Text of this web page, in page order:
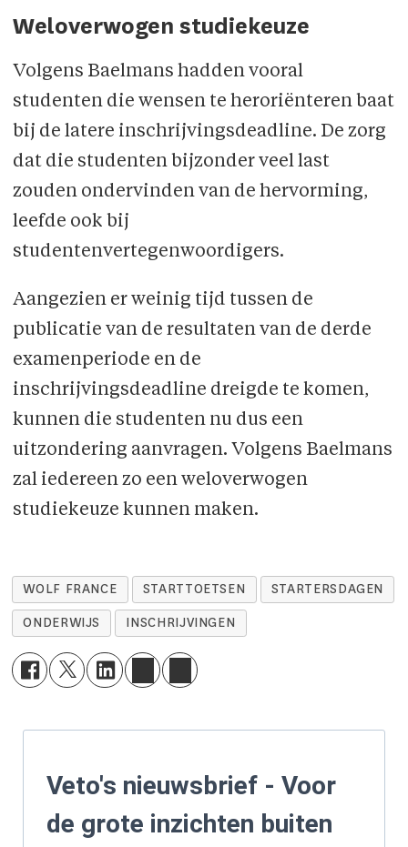
Weloverwogen studiekeuze
Volgens Baelmans hadden vooral
studenten die wensen te heroriënteren baat
bij de latere inschrijvingsdeadline. De zorg
dat die studenten bijzonder veel last
zouden ondervinden van de hervorming,
leefde ook bij
studentenvertegenwoordigers.
Aangezien er weinig tijd tussen de
publicatie van de resultaten van de derde
examenperiode en de
inschrijvingsdeadline dreigde te komen,
kunnen die studenten nu dus een
uitzondering aanvragen. Volgens Baelmans
zal iedereen zo een weloverwogen
studiekeuze kunnen maken.
WOLF FRANCE STARTTOETSEN STARTERSDAGEN
ONDERWIJS INSCHRIJVINGEN
Veto's nieuwsbrief - Voor
de grote inzichten buiten